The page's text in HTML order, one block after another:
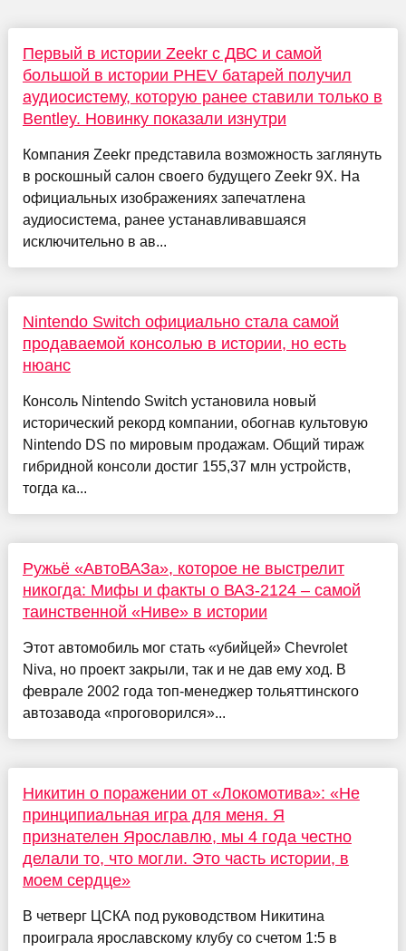
Первый в истории Zeekr с ДВС и самой
большой в истории PHEV батарей получил
аудиосистему, которую ранее ставили только в
Bentley. Новинку показали изнутри
Компания Zeekr представила возможность заглянуть
в роскошный салон своего будущего Zeekr 9X. На
официальных изображениях запечатлена
аудиосистема, ранее устанавливавшаяся
исключительно в ав...
Nintendo Switch официально стала самой
продаваемой консолью в истории, но есть
нюанс
Консоль Nintendo Switch установила новый
исторический рекорд компании, обогнав культовую
Nintendo DS по мировым продажам. Общий тираж
гибридной консоли достиг 155,37 млн устройств,
тогда ка...
Ружьё «АвтоВАЗа», которое не выстрелит
никогда: Мифы и факты о ВАЗ-2124 – самой
таинственной «Ниве» в истории
Этот автомобиль мог стать «убийцей» Chevrolet
Niva, но проект закрыли, так и не дав ему ход. В
феврале 2002 года топ-менеджер тольяттинского
автозавода «проговорился»...
Никитин о поражении от «Локомотива»: «Не
принципиальная игра для меня. Я
признателен Ярославлю, мы 4 года честно
делали то, что могли. Это часть истории, в
моем сердце»
В четверг ЦСКА под руководством Никитина
проиграла ярославскому клубу со счетом 1:5 в